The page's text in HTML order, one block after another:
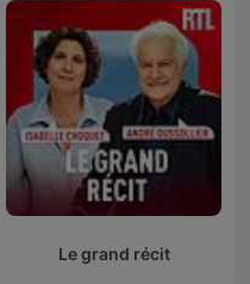
Le grand récit